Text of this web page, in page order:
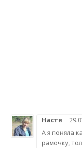
Настя
А я поняла
рамочку,